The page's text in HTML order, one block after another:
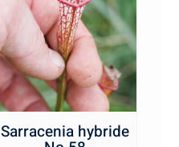
Sarracenia hybride